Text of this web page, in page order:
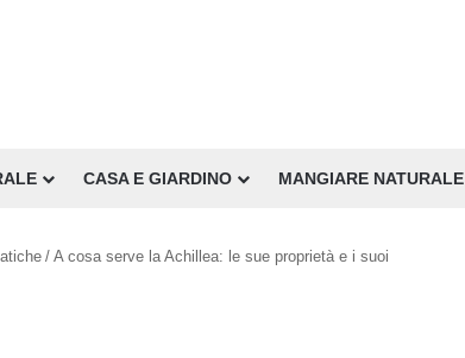
CASA E GIARDINO MANGIARE NATURALE
/ A cosa serve la Achillea: le sue proprietà e i suoi